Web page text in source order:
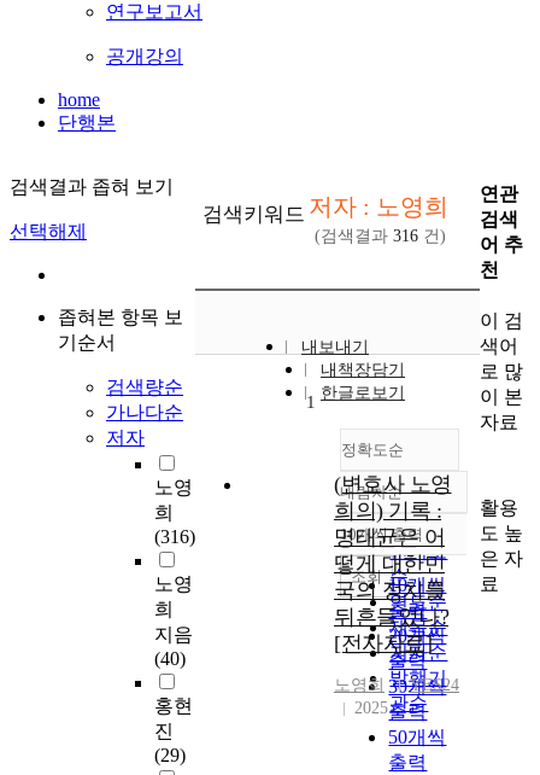
연구보고서
공개강의
home
단행본
검색결과 좁혀 보기
선택해제
좁혀본 항목 보
기순서
검색량순
가나다순
저자
노영
희
(316)
노영
희
지음
(40)
홍현
진
(29)
검색키워드 저자 : 노영희
(검색결과 316 건)
내보내기
내책장담기
한글로보기
정확도순
정확도
순
인기도
순
연도순
제목순
저자순
발행기
관순
내림차순
내림차순
10개씩 출력
10개씩
출력
20개씩
출력
30개씩
출력
50개씩
출력
조회
1
(변호사 노영
희의) 기록 :
명태균은 어
떻게 대한민
국의 정치를
뒤흔들었나?
[전자자료]
노영희
YES24
2025
연관
검색
어 추
천
이 검
색어
로 많
이 본
자료
활용
도 높
은 자
료